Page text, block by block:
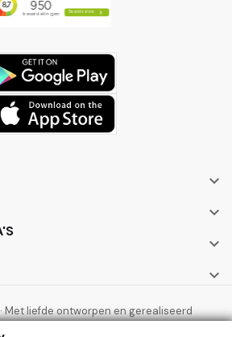




· Met liefde ontworpen en gerealiseerd